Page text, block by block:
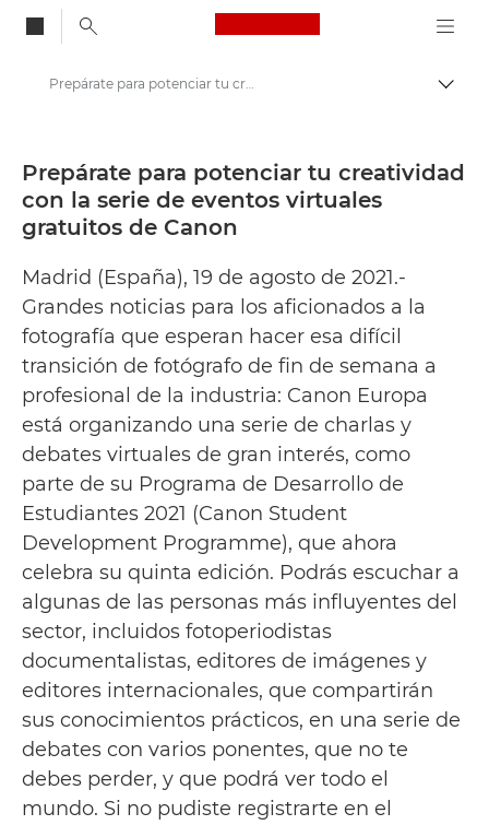
Canon Logo, back
Centro de prensa
Comunicados de prensa: Centro de prensa de Canon
Prepárate para potenciar tu creatividad con la serie de eventos virtuales gratuitos de Canon - Centro de prensa de Canon
Prepárate para potenciar tu creatividad
con la serie de eventos virtuales
gratuitos de Canon
Madrid (España), 19 de agosto de 2021.-
Grandes noticias para los aficionados a la
fotografía que esperan hacer esa difícil
transición de fotógrafo de fin de semana a
profesional de la industria: Canon Europa
está organizando una serie de charlas y
debates virtuales de gran interés, como
parte de su Programa de Desarrollo de
Estudiantes 2021 (Canon Student
Development Programme), que ahora
celebra su quinta edición. Podrás escuchar a
algunas de las personas más influyentes del
sector, incluidos fotoperiodistas
documentalistas, editores de imágenes y
editores internacionales, que compartirán
sus conocimientos prácticos, en una serie de
debates con varios ponentes, que no te
debes perder, y que podrá ver todo el
mundo. Si no pudiste registrarte en el